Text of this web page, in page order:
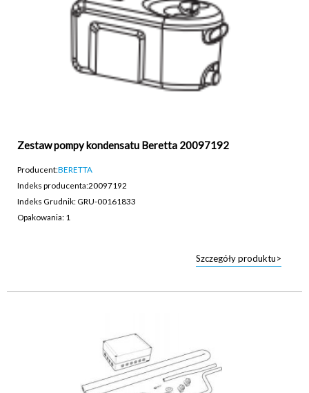
Zestaw pompy kondensatu Beretta 20097192
Producent:BERETTA
Indeks producenta:20097192
Indeks Grudnik: GRU-00161833
Opakowania: 1
Szczegóły produktu>